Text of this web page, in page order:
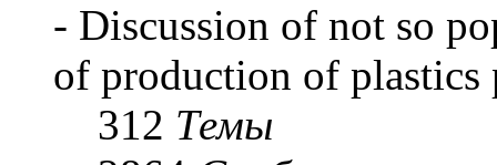
- Discussion of not so
of production of plastics
312 Темы